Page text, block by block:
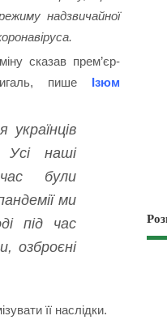
надзвичайної
сказав прем’єр-
пише Ізюм
Усі наші
були
ми
під час
озброєні
її наслідки.